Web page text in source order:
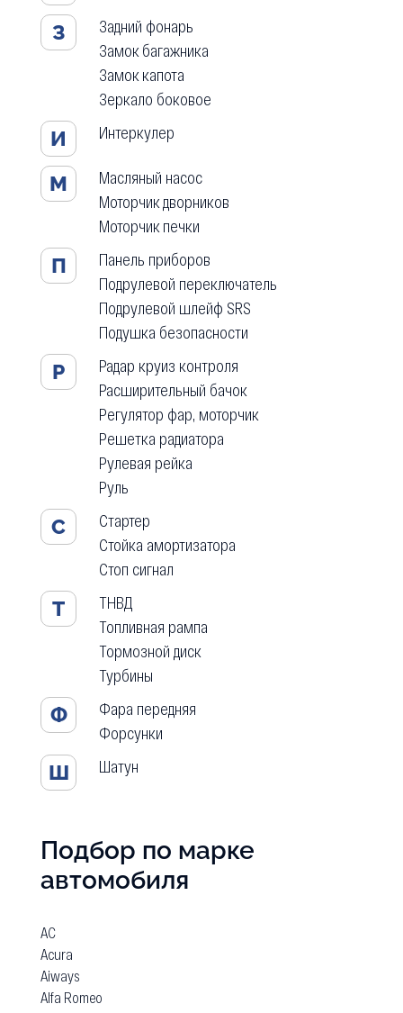
З
Задний фонарь
Замок багажника
Замок капота
Зеркало боковое
И Интеркулер
М
Масляный насос
Моторчик дворников
Моторчик печки
П
Панель приборов
Подрулевой переключатель
Подрулевой шлейф SRS
Подушка безопасности
Р
Радар круиз контроля
Расширительный бачок
Регулятор фар, моторчик
Решетка радиатора
Рулевая рейка
Руль
С
Стартер
Стойка амортизатора
Стоп сигнал
Т
ТНВД
Топливная рампа
Тормозной диск
Турбины
Ф
Фара передняя
Форсунки
Ш Шатун
Подбор по марке
автомобиля
AC
Acura
Aiways
Alfa Romeo